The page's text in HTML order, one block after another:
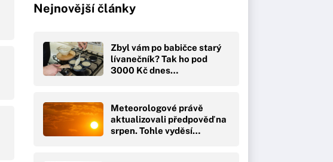
Nejnovější články
Zbyl vám po babičce starý
lívanečník? Tak ho pod
3000 Kč dnes…
Meteorologové právě
aktualizovali předpověď na
srpen. Tohle vyděsí…